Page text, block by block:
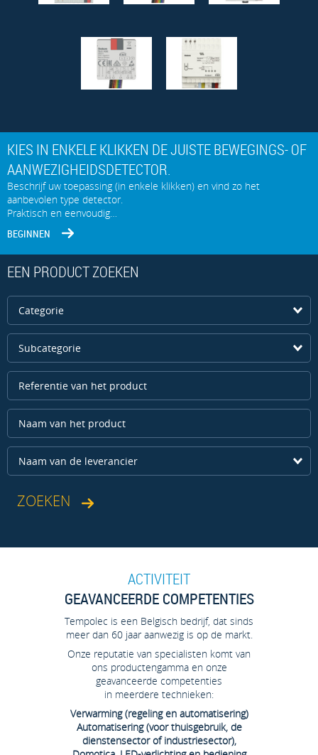
KIES IN ENKELE KLIKKEN DE JUISTE BEWEGINGS- OF
AANWEZIGHEIDSDETECTOR.
Beschrijf uw toepassing (in enkele klikken) en vind zo het
aanbevolen type detector.
Praktisch en eenvoudig…
BEGINNEN
EEN PRODUCT ZOEKEN
Categorie
Subcategorie
Naam van de leverancier
ACTIVITEIT
GEAVANCEERDE COMPETENTIES
Tempolec is een Belgisch bedrijf, dat sinds
meer dan 60 jaar aanwezig is op de markt.
Onze reputatie van specialisten komt van
ons productengamma en onze
geavanceerde competenties
in meerdere technieken:
Verwarming (regeling en automatisering)
Automatisering (voor thuisgebruik, de
dienstensector of industriesector),